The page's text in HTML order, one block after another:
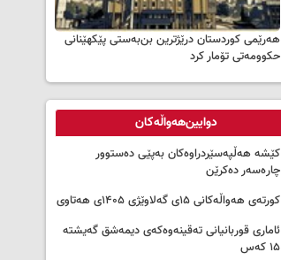
هەرێمی کوردستان درێژترین بن‌بەستی پێکهێنانی
حکوومەتی تۆمار کرد
دوایین‌هەواڵەکان
کێشە هەڵپەسێردراوەکان بەپێی دەستوور
چارەسەر دەکرێن
کورتەی هەواڵەکانی ۱۵ی گەلاوێژی ۱۴۰۵ی هەتاوی
ئاماری قوربانیانی تەقینەوەکەی دیمەشق گەیشتە
۱۵ کەس